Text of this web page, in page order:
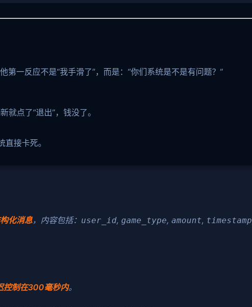
一反应不是“我手滑了”，而是：“你们系统是不是有问题？”
点了“退出”，钱没了。
接卡死。
化消息，内容包括： user_id, game_type, amount, timestamp
控制在300毫秒内。